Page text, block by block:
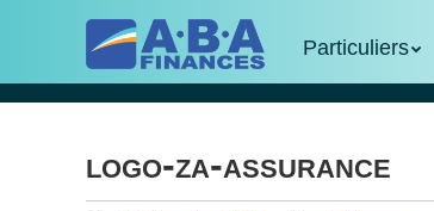
content
Skip to content
Menu
Particuliers
logo-za-assurance